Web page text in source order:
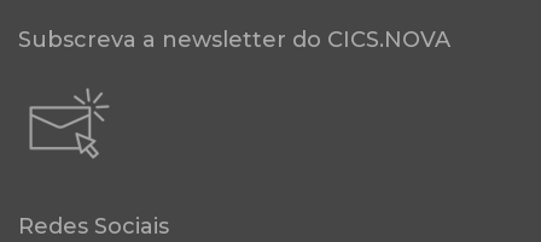
Subscreva a newsletter do CICS.NOVA
Redes Sociais